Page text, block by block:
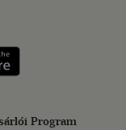
meg: Google
Program